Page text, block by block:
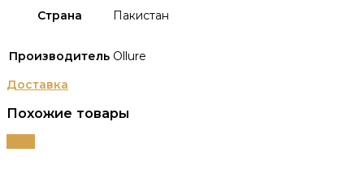
Страна
Пакистан
Производитель Ollure
Доставка
Похожие товары